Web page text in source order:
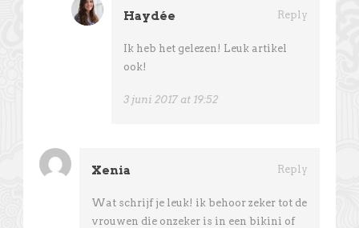
Haydée Reply
Ik heb het gelezen! Leuk artikel
ook!
3 juni 2017 at 19:52
Xenia Reply
Wat schrijf je leuk! ik behoor zeker tot de
vrouwen die onzeker is in een bikini of